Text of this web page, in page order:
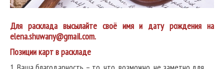
Для расклада высылайте своё имя и дату рождения на
elena.shuwany@gmail.com.
Позиции карт в раскладе